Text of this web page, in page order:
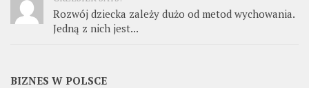
Rozwój dziecka zależy dużo od metod wychowania.
Jedną z nich jest...
BIZNES W POLSCE